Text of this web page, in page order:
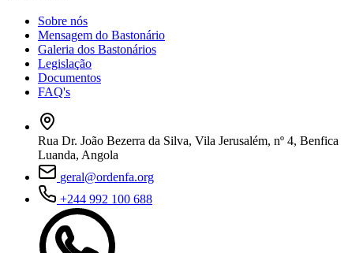
Sobre nós
Mensagem do Bastonário
Galeria dos Bastonários
Legislação
Documentos
FAQ's
Rua Dr. João Bezerra da Silva, Vila Jerusalém, nº 4, Benfica
Luanda, Angola
geral@ordenfa.org
+244 992 100 688